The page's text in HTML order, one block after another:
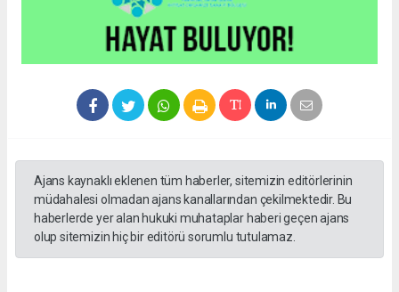
Ajans kaynaklı eklenen tüm haberler, sitemizin editörlerinin
müdahalesi olmadan ajans kanallarından çekilmektedir. Bu
haberlerde yer alan hukuki muhataplar haberi geçen ajans
olup sitemizin hiç bir editörü sorumlu tutulamaz.